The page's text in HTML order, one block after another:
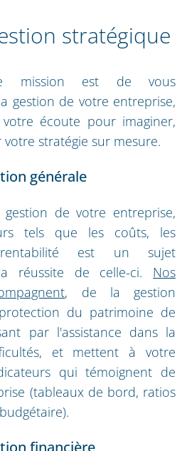
stratégique
mission est de vous
gestion de votre entreprise,
écoute pour imaginer,
stratégie sur mesure.
générale
de votre entreprise,
tels que les coûts, les
est un sujet
réussite de celle-ci. Nos
, de la gestion
du patrimoine de
par l'assistance dans la
et mettent à votre
qui témoignent de
(tableaux de bord, ratios
financière